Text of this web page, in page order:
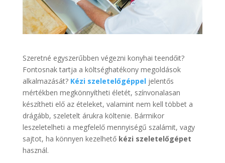
Szeretné egyszerűbben végezni konyhai teendőit?
Fontosnak tartja a költséghatékony megoldások
alkalmazását? Kézi szeletelőgéppel jelentős
mértékben megkönnyítheti életét, színvonalasan
készítheti elő az ételeket, valamint nem kell többet a
drágább, szeletelt árukra költenie. Bármikor
leszeletelheti a megfelelő mennyiségű szalámit, vagy
sajtot, ha könnyen kezelhető kézi szeletelőgépet
használ.